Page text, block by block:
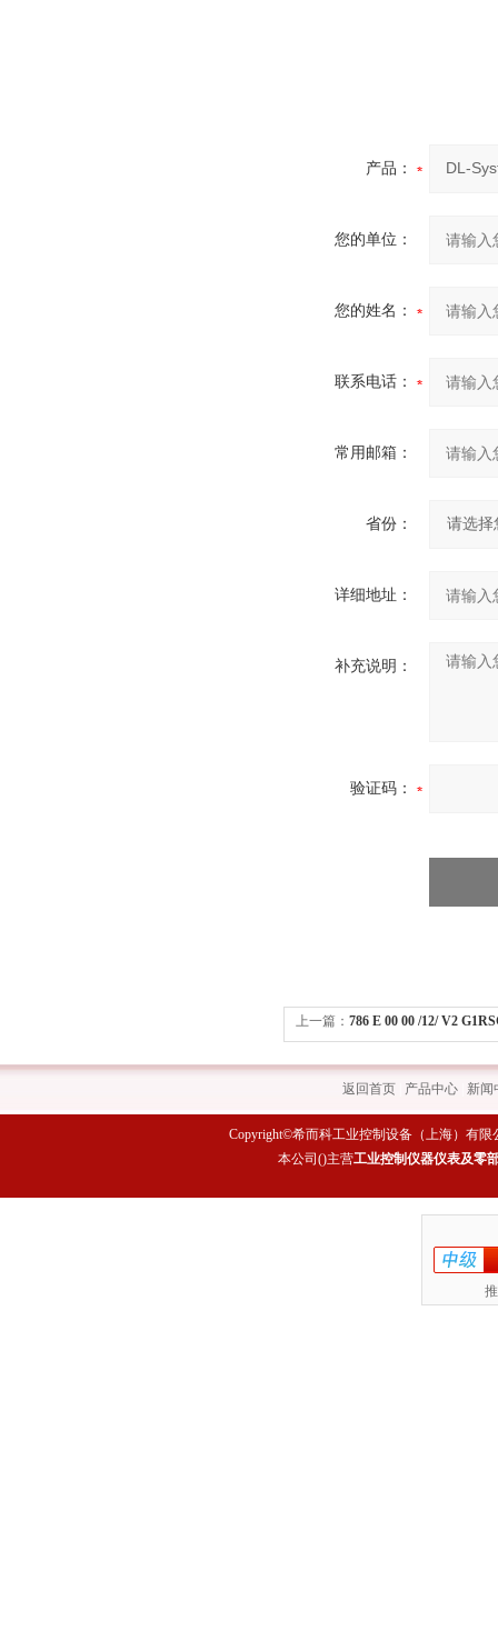
产品：
您的单位：
您的姓名：
联系电话：
常用邮箱：
省份：
详细地址：
补充说明：
验证码：
上一篇： 786 E 00 00 /12/ V2
返回首页 产品中心 新闻
Copyright©希而科工业控制设备（上海）有限
本公司()主营工业控制仪器仪表及零